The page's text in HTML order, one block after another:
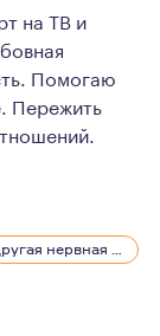
на ТВ и
Помогаю
Пережить
и
любить свою
на
для
Странные повторяющиеся действия, тики и другая нервная симптоматика